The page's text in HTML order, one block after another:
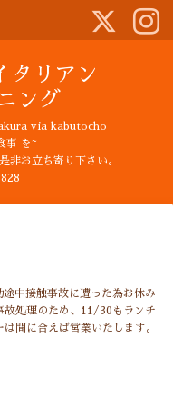
タリアン
ング
via kabutocho
事 を~
非お立ち寄り下さい。
中接触事故に遭った為お休み
故処理のため、11/30もランチ
間に合えば営業いたします。